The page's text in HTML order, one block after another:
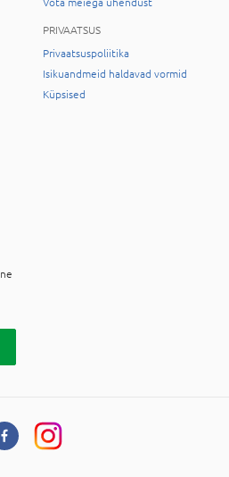
PRIVAATSUS
Privaatsuspoliitika
Isikuandmeid haldavad vormid
Küpsised